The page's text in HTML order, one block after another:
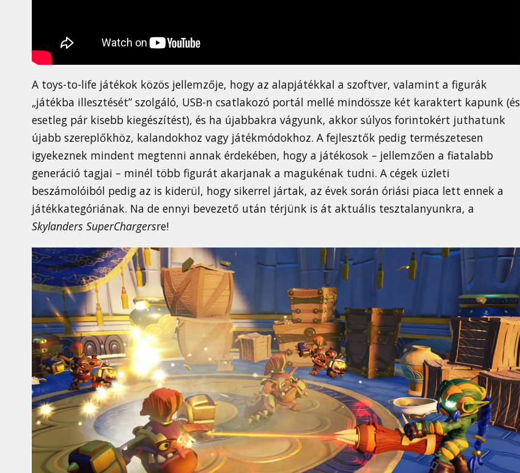
A toys-to-life játékok közös jellemzője, hogy az alapjátékkal a szoftver, valamint a figurák
„játékba illesztését” szolgáló, USB-n csatlakozó portál mellé mindössze két karaktert kapunk (és
esetleg pár kisebb kiegészítést), és ha újabbakra vágyunk, akkor súlyos forintokért juthatunk
újabb szereplőkhöz, kalandokhoz vagy játékmódokhoz. A fejlesztők pedig természetesen
igyekeznek mindent megtenni annak érdekében, hogy a játékosok – jellemzően a fiatalabb
generáció tagjai – minél több figurát akarjanak a magukénak tudni. A cégek üzleti
beszámolóiból pedig az is kiderül, hogy sikerrel jártak, az évek során óriási piaca lett ennek a
játékkategóriának. Na de ennyi bevezető után térjünk is át aktuális tesztalanyunkra, a
Skylanders SuperChargersre!